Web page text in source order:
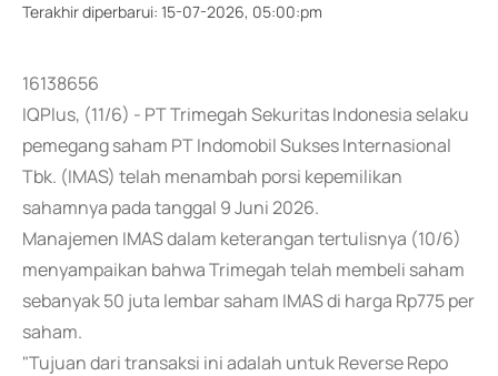
Terakhir diperbarui: 15-07-2026, 05:00:pm
16138656
IQPlus, (11/6) - PT Trimegah Sekuritas Indonesia selaku
pemegang saham PT Indomobil Sukses Internasional
Tbk. (IMAS) telah menambah porsi kepemilikan
sahamnya pada tanggal 9 Juni 2026.
Manajemen IMAS dalam keterangan tertulisnya (10/6)
menyampaikan bahwa Trimegah telah membeli saham
sebanyak 50 juta lembar saham IMAS di harga Rp775 per
saham.
"Tujuan dari transaksi ini adalah untuk Reverse Repo